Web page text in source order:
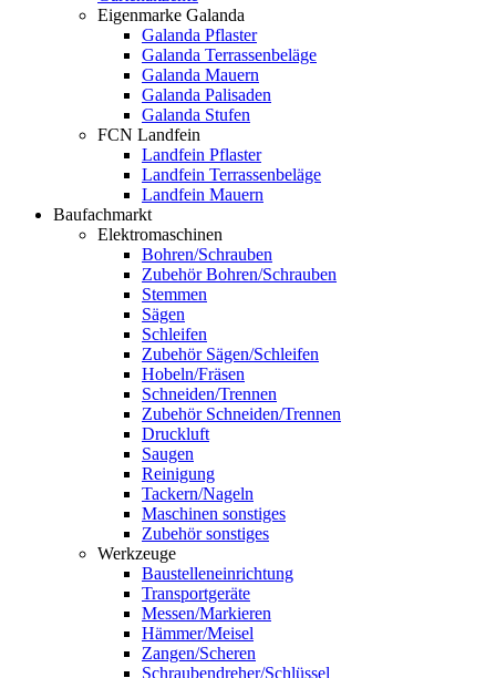
Eigenmarke Galanda
Galanda Pflaster
Galanda Terrassenbeläge
Galanda Mauern
Galanda Palisaden
Galanda Stufen
FCN Landfein
Landfein Pflaster
Landfein Terrassenbeläge
Landfein Mauern
Baufachmarkt
Elektromaschinen
Bohren/Schrauben
Zubehör Bohren/Schrauben
Stemmen
Sägen
Schleifen
Zubehör Sägen/Schleifen
Hobeln/Fräsen
Schneiden/Trennen
Zubehör Schneiden/Trennen
Druckluft
Saugen
Reinigung
Tackern/Nageln
Maschinen sonstiges
Zubehör sonstiges
Werkzeuge
Baustelleneinrichtung
Transportgeräte
Messen/Markieren
Hämmer/Meisel
Zangen/Scheren
Schraubendreher/Schlüssel